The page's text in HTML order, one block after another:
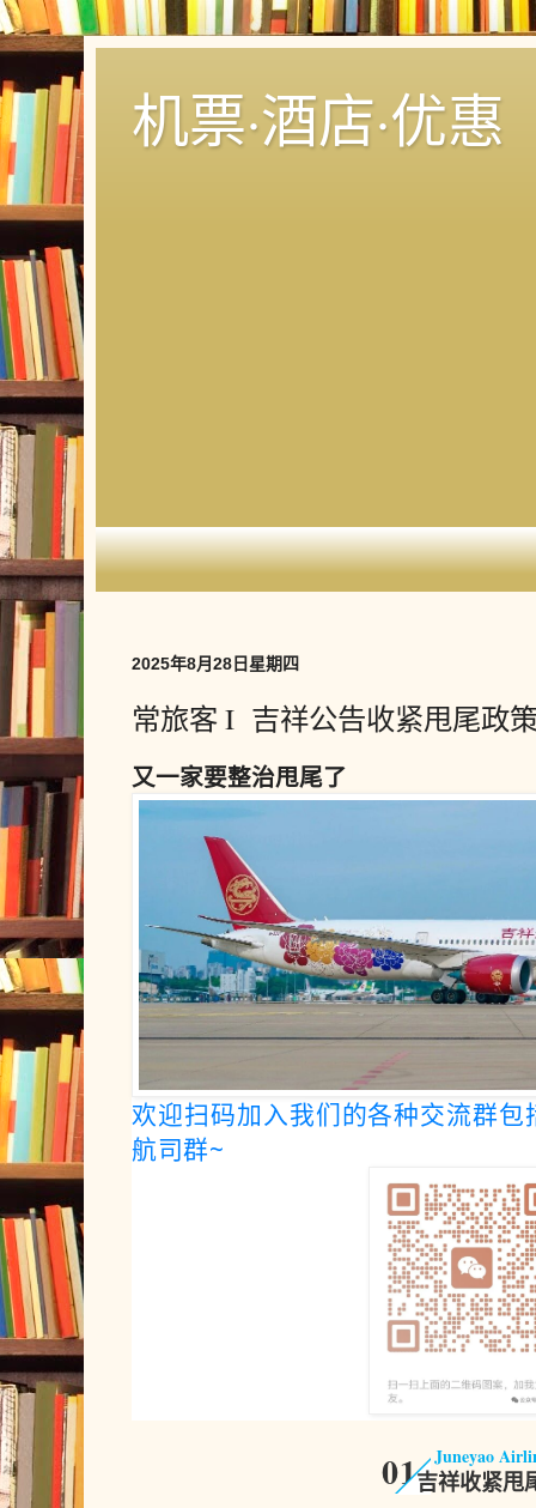
机票·酒店·优惠
2025年8月28日星期四
常旅客 I 吉祥公告收紧甩尾政
又一家要整治甩尾了
欢迎扫码加入我们的各种交流群
航司群~
01 Juneyao
吉祥收紧甩